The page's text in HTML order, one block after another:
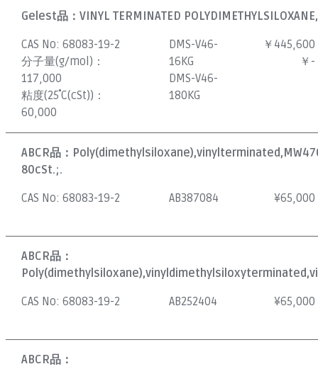
Gelest品：VINYL TERMINATED
CAS No:68083-19-2
分子量(g/mol)：
117,000
粘度(25˚C(cSt))：
60,000
DMS-V46-
16KG
DMS-V46-
180KG
￥445,600
￥-
ABCR品：
80cSt.;.
CAS No:68083-19-2 AB387084 ¥65,000
ABCR品：
CAS No:68083-19-2 AB252404 ¥65,000
ABCR品：